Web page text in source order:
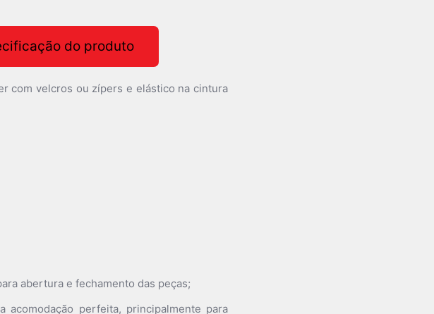
do produto
com velcros ou zípers e elástico na cintura
abertura e fechamento das peças;
perfeita, principalmente para